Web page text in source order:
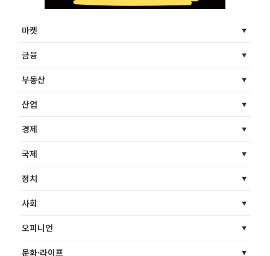
마켓
금융
부동산
산업
경제
국제
정치
사회
오피니언
문화·라이프